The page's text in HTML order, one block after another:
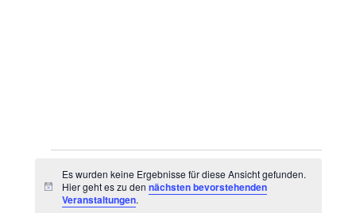
Hinweis
Es wurden keine Ergebnisse für diese Ansicht gefunden.
Hier geht es zu den nächsten bevorstehenden
Veranstaltungen.